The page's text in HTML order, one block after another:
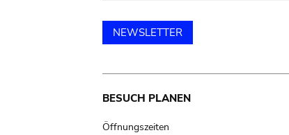
NEWSLETTER
Main
BESUCH PLANEN
Öffnungszeiten